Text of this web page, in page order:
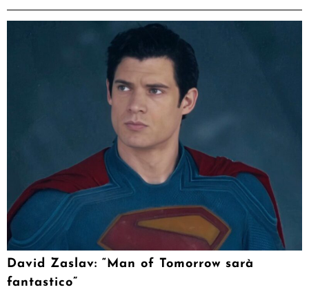
David Zaslav: “Man of Tomorrow sarà
fantastico”